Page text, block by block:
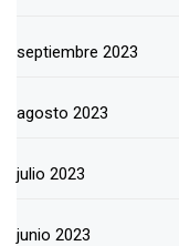
septiembre 2023
agosto 2023
julio 2023
junio 2023